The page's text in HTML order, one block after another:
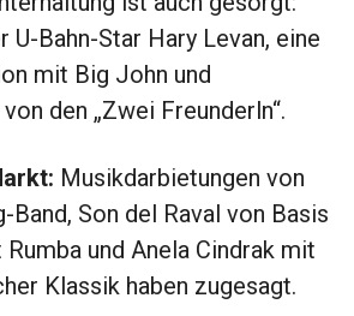
U-Bahn-Star Hary Levan, eine
mit Big John und
den „Zwei Freunderln“.
Musikdarbietungen von
Band, Son del Raval von Basis
und Anela Cindrak mit
Klassik haben zugesagt.